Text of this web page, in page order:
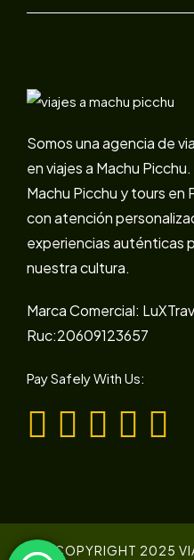
Somos una agencia de
en viajes a Machu
Machu Picchu y tours en
con atención
experiencias auténticas
nuestra cultura.
Marca Comercial:
Ruc:20609123657
Pay Safely With Us:
COPYRIGHT 2025